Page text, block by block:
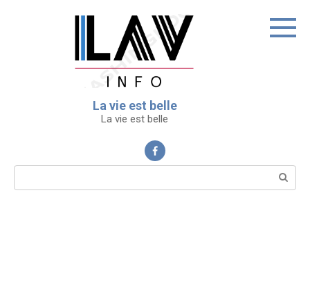
La vie est belle
La vie est belle
Поиск: